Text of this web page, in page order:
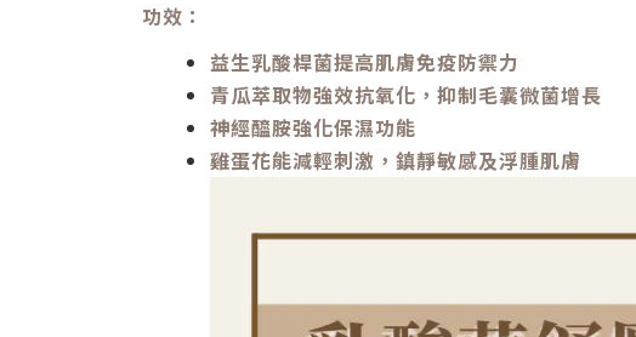
功效：
益生乳酸桿菌提高肌膚免疫防禦力
青瓜萃取物強效抗氧化，抑制毛囊微菌增長
神經醯胺強化保濕功能
雞蛋花能減輕刺激，鎮靜敏感及浮腫肌膚